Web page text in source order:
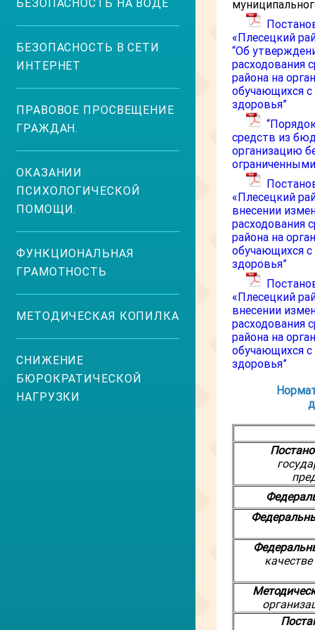
БЕЗОПАСНОСТЬ НА ВОДЕ
БЕЗОПАСНОСТЬ В СЕТИ
ИНТЕРНЕТ
ПРАВОВОЕ ПРОСВЕЩЕНИЕ
ГРАЖДАН.
ОКАЗАНИИ
ПСИХОЛОГИЧЕСКОЙ
ПОМОЩИ.
ФУНКЦИОНАЛЬНАЯ
ГРАМОТНОСТЬ
МЕТОДИЧЕСКАЯ КОПИЛКА
СНИЖЕНИЕ
БЮРОКРАТИЧЕСКОЙ
НАГРУЗКИ
«Плесецкий
“Об
расходования
района на
обучающихся
здоровья”
средств из
организацию
«Плесецкий
внесении
расходования
района на
обучающихся
здоровья”
«Плесецкий
внесении
расходования
района на
обучающихся
здоровья”